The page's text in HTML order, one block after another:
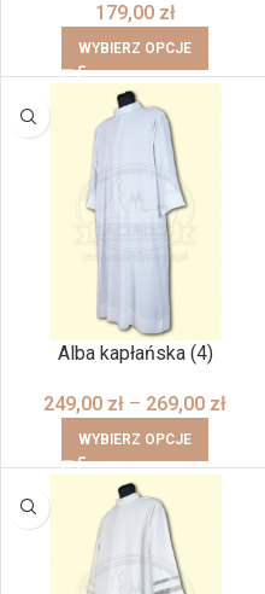
179,00 zł
WYBIERZ OPCJE
Alba kapłańska (4)
249,00 zł – 269,00 zł
WYBIERZ OPCJE